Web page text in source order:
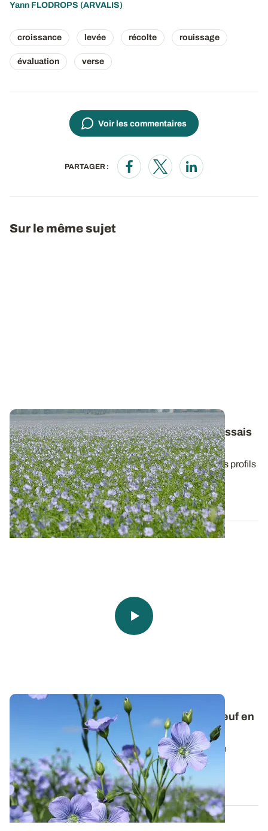
Yann FLODROPS (ARVALIS)
croissance levée récolte rouissage
évaluation verse
Voir les commentaires
PARTAGER :
Opens in a new window
Opens in a new window
Opens in a new
Sur le même sujet
Lin fibre de printemps : les résultats des essais
variétés 2023
L’offre variétale permet aux liniculteurs de choisir les profils
les plus adaptées à leur...
13 DÉC. 2023
Webinaire en Replay - Lin fibre : quoi de neuf en
matière de protection intégrée ?
La productivité des linières peut être affectée par de
nombreux bioagresseurs. Le point...
03 FÉVR. 2022